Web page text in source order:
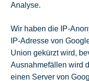
Analyse.
Wir haben die IP-
IP-Adresse von
Union gekürzt wird,
Ausnahmefällen wird
einen Server von